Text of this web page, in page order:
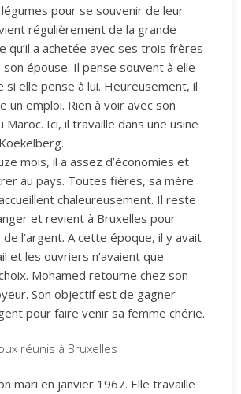
pour se souvenir de leur
régulièrement de la grande
qu’il a achetée avec ses trois frères
son épouse. Il pense souvent à elle
si elle pense à lui. Heureusement, il
un emploi. Rien à voir avec son
Maroc. Ici, il travaille dans une usine
mois, il a assez d’économies et
au pays. Toutes fières, sa mère
chaleureusement. Il reste
et revient à Bruxelles pour
l’argent. A cette époque, il y avait
et les ouvriers n’avaient que
Mohamed retourne chez son
Son objectif est de gagner
pour faire venir sa femme chérie.
réunis à Bruxelles
mari en janvier 1967. Elle travaille